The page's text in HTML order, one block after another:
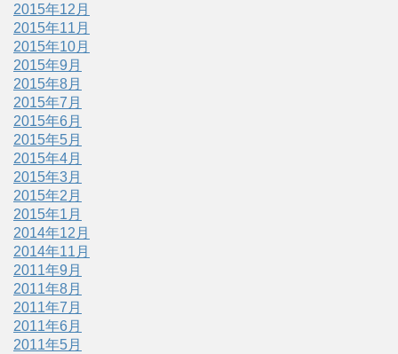
2015年12月
2015年11月
2015年10月
2015年9月
2015年8月
2015年7月
2015年6月
2015年5月
2015年4月
2015年3月
2015年2月
2015年1月
2014年12月
2014年11月
2011年9月
2011年8月
2011年7月
2011年6月
2011年5月